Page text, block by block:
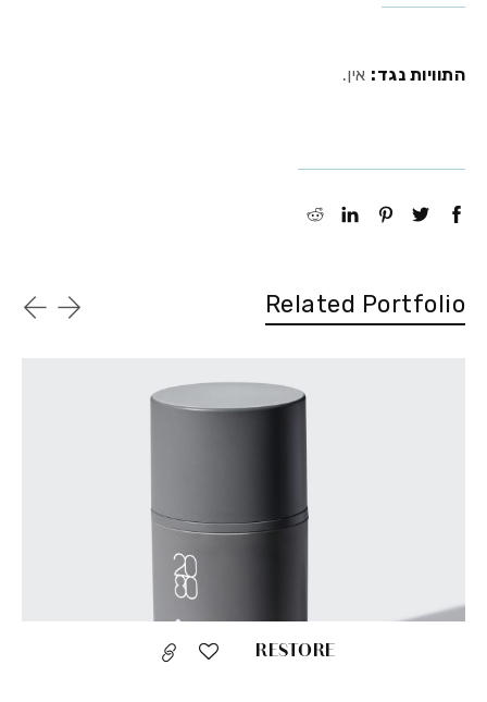
התוויות נגד: אין.
Related Portfolio
RESTORE